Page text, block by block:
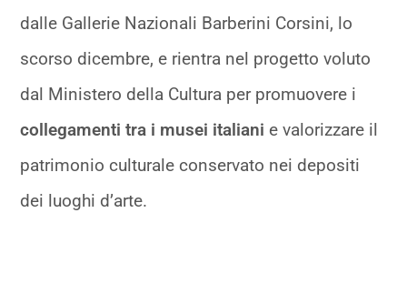
dalle Gallerie Nazionali Barberini Corsini, lo
scorso dicembre, e rientra nel progetto voluto
dal Ministero della Cultura per promuovere i
collegamenti tra i musei italiani e valorizzare il
patrimonio culturale conservato nei depositi
dei luoghi d’arte.